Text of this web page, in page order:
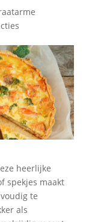
heerlijke
spekjes maakt
te
als